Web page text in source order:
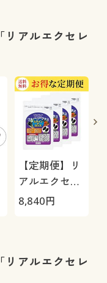
リアルエクセレ
【定期便】リ
アルエクセレ
ント ブルーベ
8,840円
リアルエクセレ